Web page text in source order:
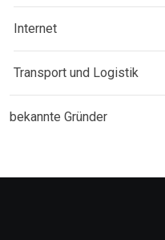
Internet
Transport und Logistik
bekannte Gründer